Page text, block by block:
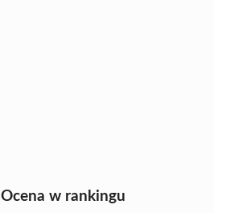
Ocena w rankingu